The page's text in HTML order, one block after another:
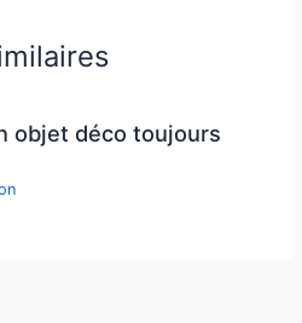
objet déco toujours